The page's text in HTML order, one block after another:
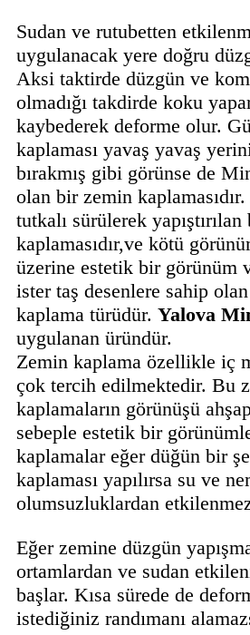
Sudan ve rutubetten
uygulanacak yere doğru
Aksi taktirde düzgün ve
olmadığı takdirde koku
kaybederek deforme olur.
kaplaması yavaş yavaş
bırakmış gibi görünse de
olan bir zemin
tutkalı sürülerek
kaplamasıdır,ve kötü
üzerine estetik bir görünüm
ister taş desenlere sahip
kaplama türüdür. Yalova
uygulanan üründür.
Zemin kaplama özellikle iç
çok tercih edilmektedir. Bu
kaplamaların görünüşü
sebeple estetik bir
kaplamalar eğer düğün bir
kaplaması yapılırsa su ve
olumsuzluklardan
Eğer zemine düzgün
ortamlardan ve sudan
başlar. Kısa sürede de
istediğiniz randımanı